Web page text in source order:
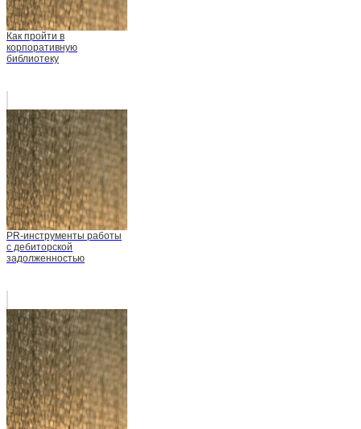
Как пройти в
корпоративную
библиотеку
PR-инструменты работы
с дебиторской
задолженностью